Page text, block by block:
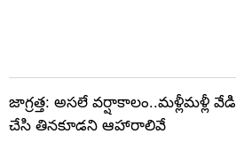
జాగ్రత్త: అసలే వర్షాకాలం..మళ్లీమళ్లీ వేడి
చేసి తినకూడని ఆహారాలివే